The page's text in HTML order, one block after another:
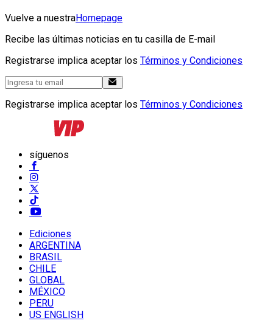
Vuelve a nuestraHomepage
Recibe las últimas noticias en tu casilla de E-mail
Registrarse implica aceptar los Términos y Condiciones
Registrarse implica aceptar los Términos y Condiciones
síguenos
Ediciones
ARGENTINA
BRASIL
CHILE
GLOBAL
MÉXICO
PERU
US ENGLISH